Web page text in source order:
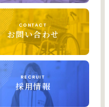
CONTACT
お問い合わせ
RECRUIT
採用情報